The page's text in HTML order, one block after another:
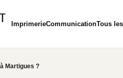
ImprimerieCommunicationTous
Martigues ?